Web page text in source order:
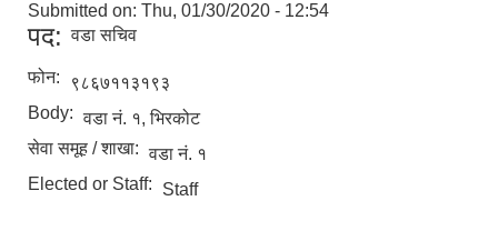
Submitted on: Thu, 01/30/2020 - 12:54
पद: वडा सचिव
फोन:
९८६७११३१९३
Body: वडा नं. १, भिरकोट
सेवा समूह / शाखा: वडा नं. १
Elected or Staff:
Staff